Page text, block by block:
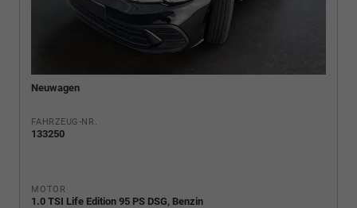
Neuwagen
FAHRZEUG-NR.
133250
MOTOR
1.0 TSI Life Edition 95 PS DSG, Benzin